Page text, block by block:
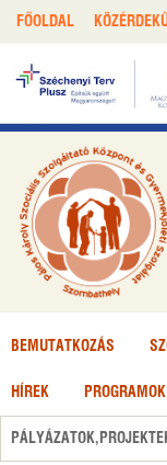
FŐOLDAL
BEMUTATKOZÁS
HÍREK PROGRAMOK
PÁLYÁZATOK,